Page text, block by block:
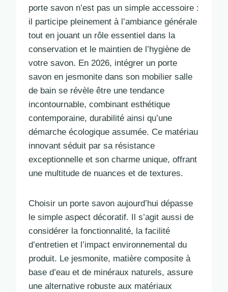
porte savon n’est pas un simple accessoire :
il participe pleinement à l’ambiance générale
tout en jouant un rôle essentiel dans la
conservation et le maintien de l’hygiène de
votre savon. En 2026, intégrer un porte
savon en jesmonite dans son mobilier salle
de bain se révèle être une tendance
incontournable, combinant esthétique
contemporaine, durabilité ainsi qu’une
démarche écologique assumée. Ce matériau
innovant séduit par sa résistance
exceptionnelle et son charme unique, offrant
une multitude de nuances et de textures.
Choisir un porte savon aujourd’hui dépasse
le simple aspect décoratif. Il s’agit aussi de
considérer la fonctionnalité, la facilité
d’entretien et l’impact environnemental du
produit. Le jesmonite, matière composite à
base d’eau et de minéraux naturels, assure
une alternative robuste aux matériaux